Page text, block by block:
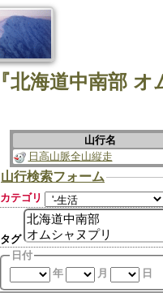
『北海道中南部
山行名
日高山脈全山縦走
山行検索フォーム
カテゴリ
タグ
日付
年
月 日